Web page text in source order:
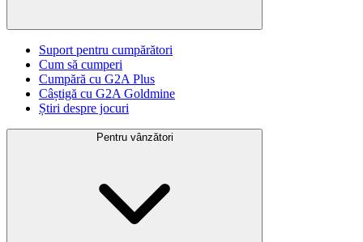
Suport pentru cumpărători
Cum să cumperi
Cumpără cu G2A Plus
Câștigă cu G2A Goldmine
Știri despre jocuri
Pentru vânzători